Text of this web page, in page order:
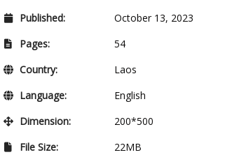
Published:
October 13, 2023
Pages:
54
Country:
Laos
Language:
English
Dimension:
200*500
File Size:
22MB